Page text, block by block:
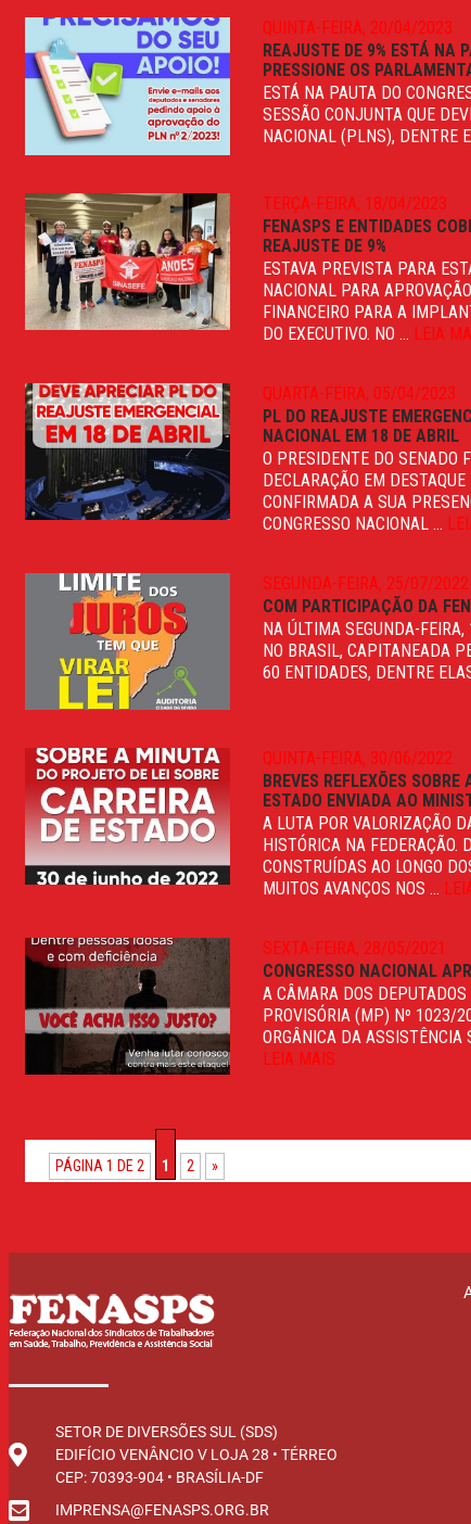
QUINTA-FEIRA, 20/04/2023
REAJUSTE DE 9% ESTÁ NA
PRESSIONE OS
ESTÁ NA PAUTA DO
SESSÃO CONJUNTA QUE
NACIONAL (PLNS), DENTRE
TERÇA-FEIRA, 18/04/2023
FENASPS E ENTIDADES
REAJUSTE DE 9%
ESTAVA PREVISTA PARA
NACIONAL PARA
FINANCEIRO PARA A
DO EXECUTIVO. NO ... LEIA
QUARTA-FEIRA, 05/04/2023
PL DO REAJUSTE
NACIONAL EM 18 DE ABRIL
O PRESIDENTE DO SENADO
DECLARAÇÃO EM
CONFIRMADA A SUA
CONGRESSO NACIONAL ...
SEGUNDA-FEIRA, 25/07/2022
COM PARTICIPAÇÃO DA
NA ÚLTIMA SEGUNDA-
NO BRASIL, CAPITANEADA
60 ENTIDADES, DENTRE
QUINTA-FEIRA, 30/06/2022
BREVES REFLEXÕES
ESTADO ENVIADA AO
A LUTA POR VALORIZAÇÃO
HISTÓRICA NA FEDERAÇÃO.
CONSTRUÍDAS AO LONGO
MUITOS AVANÇOS NOS ...
SEXTA-FEIRA, 28/05/2021
CONGRESSO NACIONAL
A CÂMARA DOS
PROVISÓRIA (MP) Nº 1023/
ORGÂNICA DA ASSISTÊNCIA
LEIA MAIS
PÁGINA 1 DE 2 1 2 »
SETOR DE DIVERSÕES SUL (SDS)
EDIFÍCIO VENÂNCIO V LOJA 28 • TÉRREO
CEP: 70393-904 • BRASÍLIA-DF
IMPRENSA@FENASPS.ORG.BR